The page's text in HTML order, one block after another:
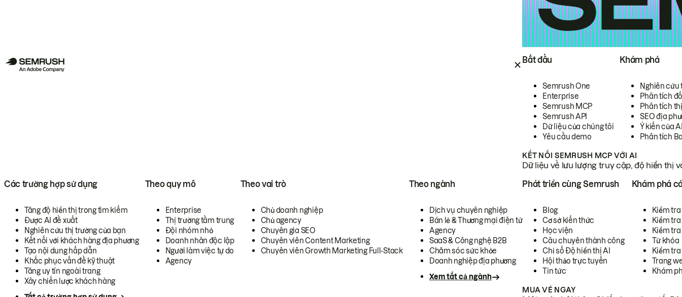
Bắt đầu
Semrush One
Enterprise
Semrush MCP
Semrush API
Dữ liệu của chúng tôi
Yêu cầu demo
Khám phá
Nghiên cứu
Phân tích
Phân tích
SEO địa
Ý kiến của
Phân tích
KẾT NỐI SEMRUSH MCP VỚI AI
Dữ liệu về lưu lượng truy cập, độ hiển thị
Các trường hợp sử dụng
Tăng độ hiển thị trong tìm kiếm
Được AI đề xuất
Nghiên cứu thị trường của bạn
Kết nối với khách hàng địa phương
Tạo nội dung hấp dẫn
Khắc phục vấn đề kỹ thuật
Tăng uy tín ngoài trang
Xây chiến lược khách hàng
Theo quy mô
Enterprise
Thị trường tầm trung
Đội nhóm nhỏ
Doanh nhân độc lập
Người làm việc tự do
Agency
Theo vai trò
Chủ doanh nghiệp
Chủ agency
Chuyên gia SEO
Chuyên viên Content Marketing
Chuyên viên Growth Marketing Full-Stack
Theo ngành
Dịch vụ chuyên nghiệp
Bán lẻ & Thương mại điện tử
Agency
SaaS & Công nghệ B2B
Chăm sóc sức khỏe
Doanh nghiệp địa phương
Xem tất cả ngành
Phát triển cùng Semrush
Blog
Cơ sở kiến thức
Học viện
Câu chuyên thành công
Chỉ số Độ hiển thị AI
Hội thảo trực tuyến
Tin tức
Khám phá
Kiểm
Kiểm tra
Kiểm
Từ khóa
Kiểm
Trang
Khám
MUA VÉ NGAY